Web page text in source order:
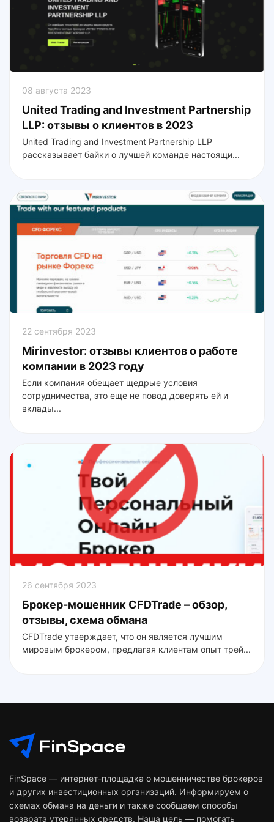
08 августа 2023
United Trading and Investment Partnership
LLP: отзывы о клиентов в 2023
United Trading and Investment Partnership LLP
рассказывает байки о лучшей команде настоящи...
22 сентября 2023
Mirinvestor: отзывы клиентов о работе
компании в 2023 году
Если компания обещает щедрые условия
сотрудничества, это еще не повод доверять ей и
вклады...
26 сентября 2023
Брокер-мошенник CFDTrade – обзор,
отзывы, схема обмана
CFDTrade утверждает, что он является лучшим
мировым брокером, предлагая клиентам опыт трей...
FinSpace — интернет-площадка о мошенничестве брокеров
и других инвестиционных организаций. Информируем о
схемах обмана на деньги и также сообщаем способы
возврата утерянных средств. Наша цель — помогать